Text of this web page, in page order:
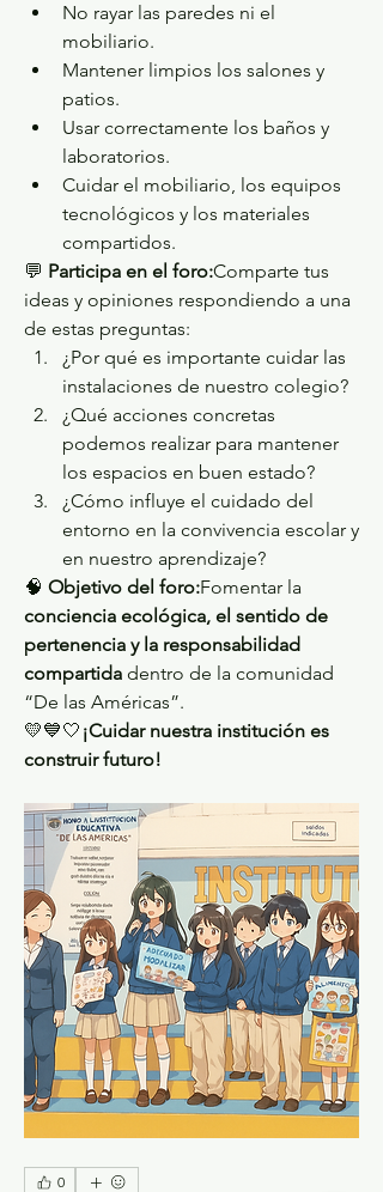
No rayar las paredes ni el
mobiliario.
Mantener limpios los salones y
patios.
Usar correctamente los baños y
laboratorios.
Cuidar el mobiliario, los equipos
tecnológicos y los materiales
compartidos.
💬 Participa en el foro:Comparte tus
ideas y opiniones respondiendo a una
de estas preguntas:
¿Por qué es importante cuidar las
instalaciones de nuestro colegio?
¿Qué acciones concretas
podemos realizar para mantener
los espacios en buen estado?
¿Cómo influye el cuidado del
entorno en la convivencia escolar y
en nuestro aprendizaje?
🧠 Objetivo del foro:
conciencia ecológica, el sentido de
pertenencia y la responsabilidad
compartida dentro de la comunidad
“De las Américas”.
💛💙🤍 ¡Cuidar nuestra institución es
construir futuro!
0